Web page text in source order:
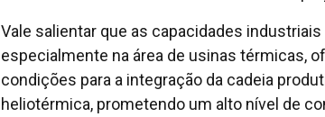
Vale salientar que as capacidades
especialmente na área de usinas térmicas,
condições para a integração da cadeia
heliotérmica, prometendo um alto nível de